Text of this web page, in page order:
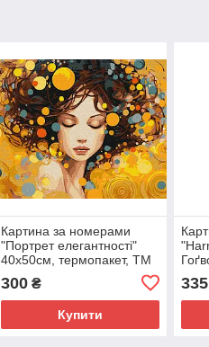
Картина за номерами
"Портрет елегантності"
40х50см, термопакет, ТМ
300₴
Купити
335